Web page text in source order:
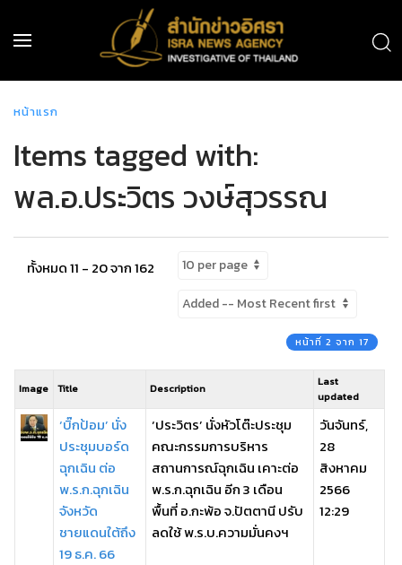
หน้าแรก
Items tagged with:
พล.อ.ประวิตร วงษ์สุวรรณ
ทั้งหมด 11 - 20 จาก 162
หน้าที่ 2 จาก 17
Image Title Description
Last
updated
‘บิ๊กป้อม’ นั่ง
ประชุมบอร์ด
ฉุกเฉิน ต่อ
พ.ร.ก.ฉุกเฉิน
จังหวัด
ชายแดนใต้ถึง
19 ธ.ค. 66
‘ประวิตร’ นั่งหัวโต๊ะประชุม
คณะกรรมการบริหาร
สถานการณ์ฉุกเฉิน เคาะต่อ
พ.ร.ก.ฉุกเฉิน อีก 3 เดือน
พื้นที่ อ.กะพ้อ จ.ปัตตานี ปรับ
ลดใช้ พ.ร.บ.ความมั่นคงฯ
วันจันทร์,
28
สิงหาคม
2566
12:29